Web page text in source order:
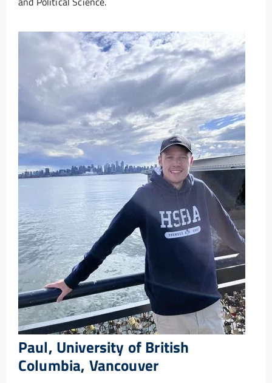
Paul, University of British
Columbia, Vancouver